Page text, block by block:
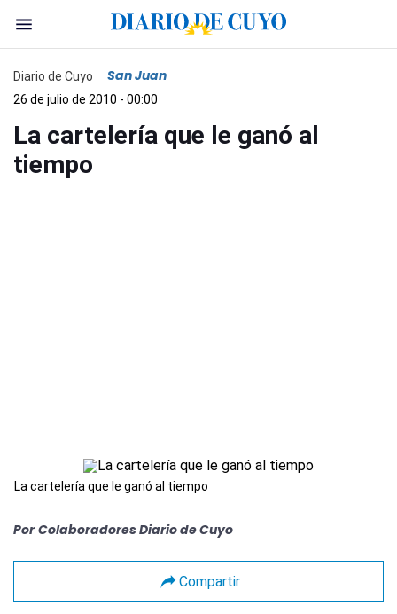
Diario de Cuyo San Juan
26 de julio de 2010 - 00:00
La cartelería que le ganó al
tiempo
La cartelería que le ganó al tiempo
Por Colaboradores Diario de Cuyo
Compartir